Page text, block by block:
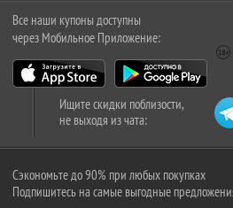
Все наши купоны доступны
через Мобильное Приложение:
Ищите скидки поблизости,
не выходя из чата:
Сэкономьте до 90% при любых покупках
Подпишитесь на самые выгодные